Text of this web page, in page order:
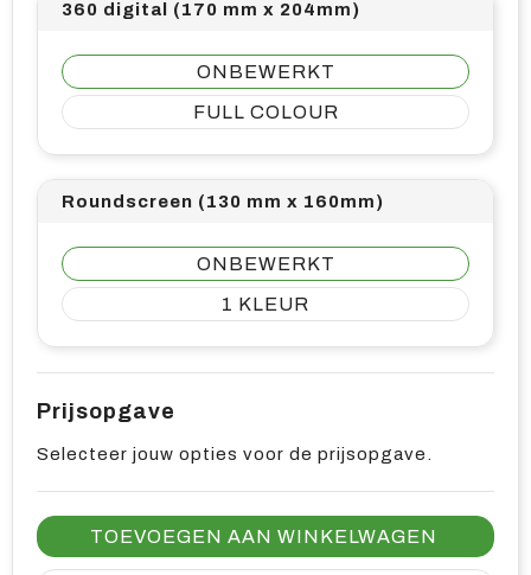
360 digital (170 mm x 204mm)
ONBEWERKT
FULL COLOUR
Roundscreen (130 mm x 160mm)
ONBEWERKT
1
Prijsopgave
Selecteer jouw opties voor de prijsopgave.
TOEVOEGEN AAN WINKELWAGEN